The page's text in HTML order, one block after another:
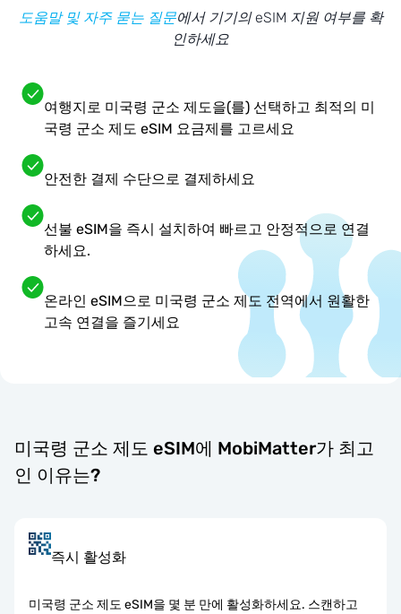
도움말 및 자주 묻는 질문에서 기기의 eSIM 지원 여부를 확
인하세요
여행지로 미국령 군소 제도을(를) 선택하고 최적의 미
국령 군소 제도 eSIM 요금제를 고르세요
안전한 결제 수단으로 결제하세요
선불 eSIM을 즉시 설치하여 빠르고 안정적으로 연결
하세요.
온라인 eSIM으로 미국령 군소 제도 전역에서 원활한
고속 연결을 즐기세요
미국령 군소 제도 eSIM에 MobiMatter가 최고
인 이유는?
즉시 활성화
미국령 군소 제도 eSIM을 몇 분 만에 활성화하세요. 스캔하고